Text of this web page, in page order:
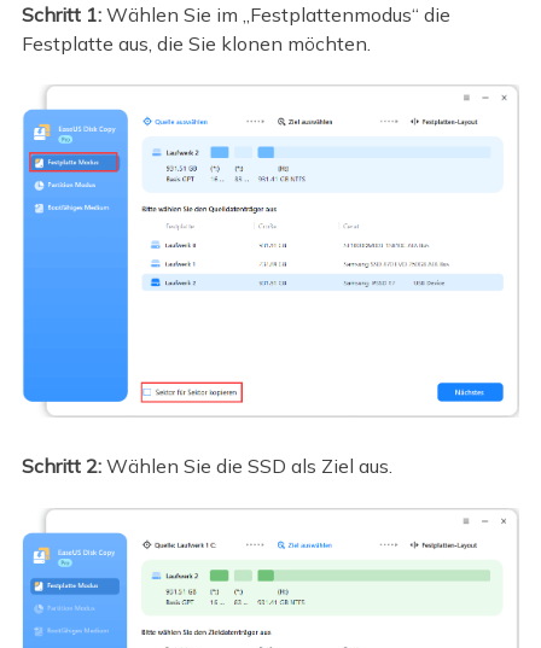
Schritt 1:Wählen Sie im „Festplattenmodus“ die
Festplatte aus, die Sie klonen möchten.
Schritt 2:Wählen Sie die SSD als Ziel aus.